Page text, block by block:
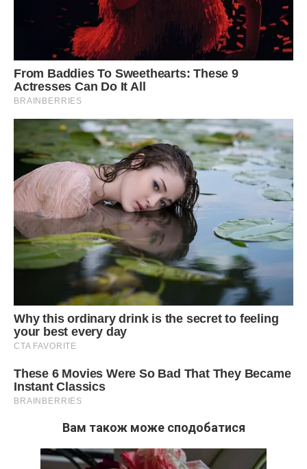
Вам також може сподобатися